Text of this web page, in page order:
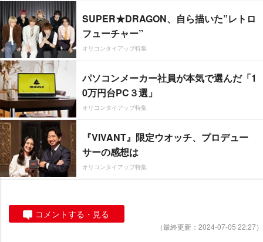
SUPER★DRAGON、自ら描いた”レトロ
フューチャー”
オリコンタイアップ特集
パソコンメーカー社員が本気で選んだ「1
0万円台PC３選」
オリコンタイアップ特集
『VIVANT』限定ウオッチ、プロデュー
サーの感想は
オリコンタイアップ特集
コメントする・見る
（最終更新：2024-07-05 22:27）